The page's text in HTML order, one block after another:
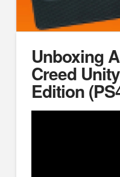
Unboxing
Creed
Edition